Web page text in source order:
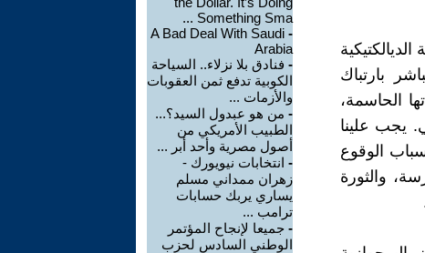
بارتباك
الحاسمة،
يجب علينا
الوقوع
والثورة
Something Sma ...
-
A Bad Deal With Saudi
Arabia
- فنادق بلا نزلاء.. السياحة
الكوبية تدفع ثمن العقوبات
والأزمات ...
- من هو عبدول السيد؟...
الطبيب الأمريكي من
أصول مصرية وأحد أبر ...
- انتخابات نيويورك -
زهران ممداني مسلم
يساري يربك حسابات
ترامب ...
- جميعا لإنجاح المؤتمر
الوطني السادس لحزب